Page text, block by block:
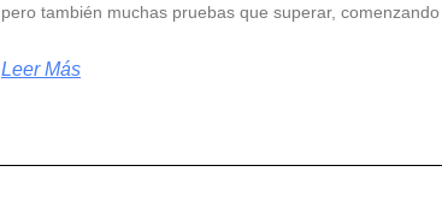
pero también muchas pruebas que superar,
Leer Más